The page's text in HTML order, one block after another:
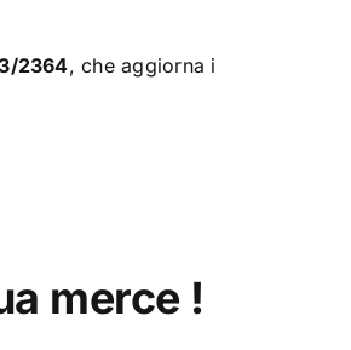
2364, che aggiorna i
merce !